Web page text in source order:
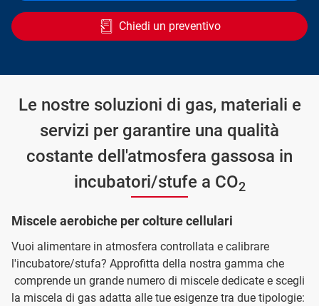
Chiedi un preventivo
Le nostre soluzioni di gas, materiali e
servizi per garantire una qualità
costante dell'atmosfera gassosa in
incubatori/stufe a CO2
Miscele aerobiche per colture cellulari
Vuoi alimentare in atmosfera controllata e calibrare
l'incubatore/stufa? Approfitta della nostra gamma che
comprende un grande numero di miscele dedicate e scegli
la miscela di gas adatta alle tue esigenze tra due tipologie: